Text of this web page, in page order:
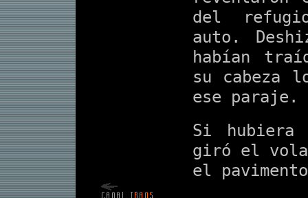
del
auto.
habían
su cabeza
ese paraje.
Si
giró el
el